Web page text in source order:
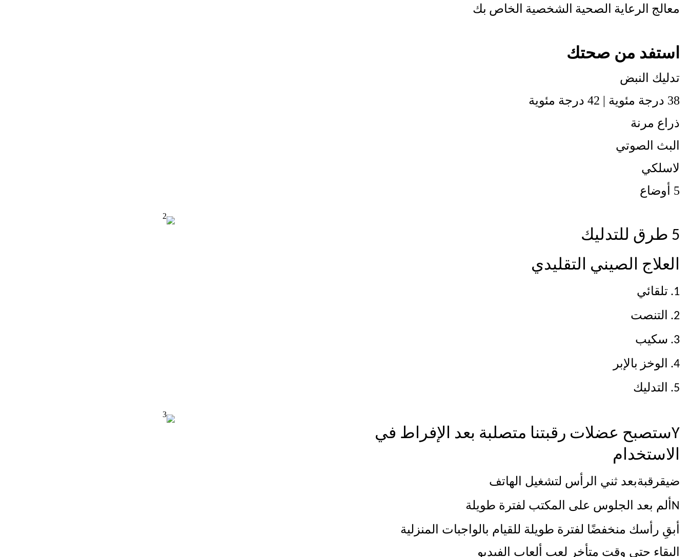
معالج الرعاية الصحية الشخصية الخاص بك
استفد من صحتك
تدليك النبض
38 درجة مئوية | 42 درجة مئوية
ذراع مرنة
البث الصوتي
لاسلكي
5 أوضاع
5 طرق للتدليك
العلاج الصيني التقليدي
1. تلقائي
2. التنصت
3. سكيب
4. الوخز بالإبر
5. التدليك
Yستصبح عضلات رقبتنا متصلبة بعد الإفراط في
الاستخدام
ضيقرقبةبعد ثني الرأس لتشغيل الهاتف
N ألم بعد الجلوس على المكتب لفترة طويلة
أبقِ رأسك منخفضًا لفترة طويلة للقيام بالواجبات المنزلية
البقاء حتى وقت متأخر لعب ألعاب الفيديو